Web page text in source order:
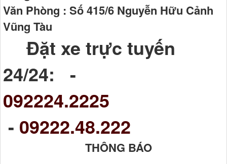
Văn Phòng : Số 415/6 Nguyễn Hữu Cảnh
Vũng Tàu
Đặt xe trực tuyến
24/24: -
092224.2225
- 09222.48.222
THÔNG BÁO